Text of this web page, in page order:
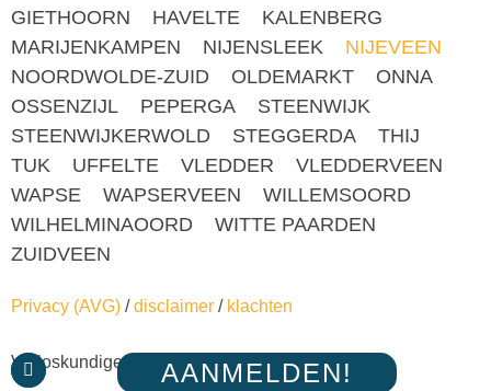
GIETHOORN
HAVELTE
KALENBERG
MARIJENKAMPEN
NIJENSLEEK
NIJEVEEN
NOORDWOLDE-ZUID
OLDEMARKT
ONNA
OSSENZIJL
PEPERGA
STEENWIJK
STEENWIJKERWOLD
STEGGERDA
THIJ
TUK
UFFELTE VLEDDER
VLEDDERVEEN
WAPSE
WAPSERVEEN
WILLEMSOORD
WILHELMINAOORD
WITTE PAARDEN
ZUIDVEEN
Privacy (AVG) /disclaimer / klachten
Verloskundigenpraktijk Steenwijk ©2021
AANMELDEN!